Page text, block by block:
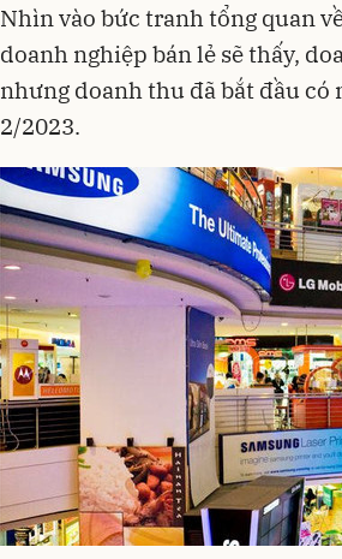
Nhìn vào bức tranh tổng quan
doanh nghiệp bán lẻ sẽ thấy,
nhưng doanh thu đã bắt đầu
2/2023.